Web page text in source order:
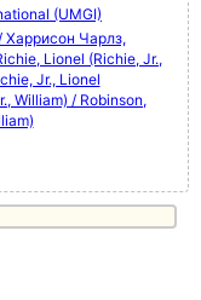
(UMGI)
Харрисон Чарлз,
Lionel (Richie, Jr.,
Jr., Lionel
William) / Robinson,